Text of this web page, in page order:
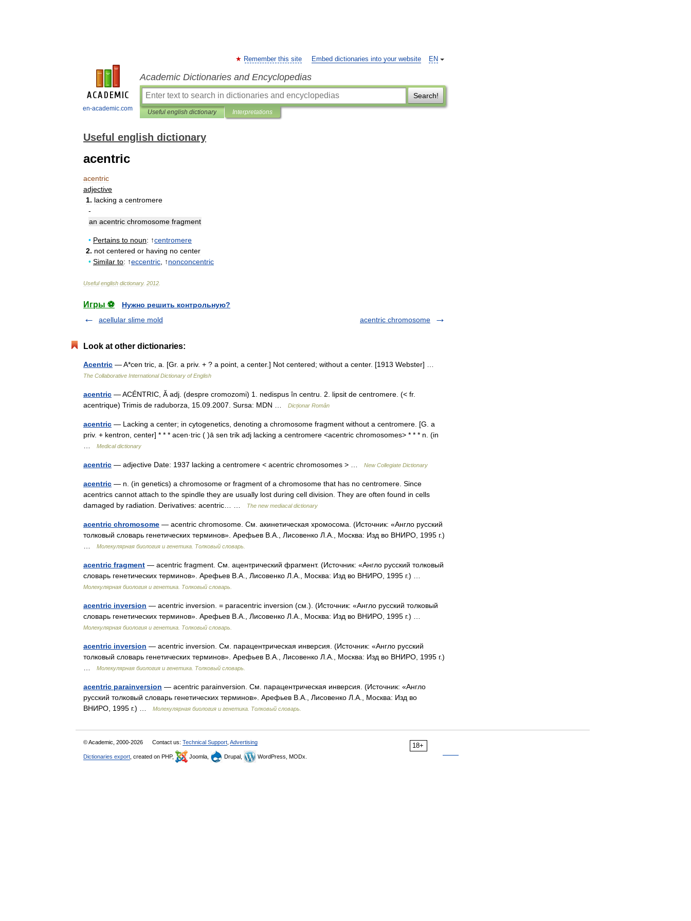
en-academic.com
EN
Remember this site Embed dictionaries into your website
Academic Dictionaries and Encyclopedias
Search!
Useful english dictionary Interpretations
Useful english dictionary
acentric
acentric
adjective
1. lacking a centromere
-
an acentric chromosome fragment
• Pertains to noun: ↑centromere
2. not centered or having no center
• Similar to: ↑eccentric , ↑nonconcentric
Useful english dictionary. 2012
Игры ⚽
Нужно решить контрольную?
acellular slime mold
acentric chromosome
Look at other dictionaries:
Acentric — A*cen tric, a. [Gr. a priv. + ? a point, a center.] Not centered; without a center. [1913 Webster] …
The Collaborative International Dictionary of English
acentric — ACÉNTRIC, Ă adj. (despre cromozomi) 1. nedispus în centru. 2. lipsit de centromere. (< fr.
acentrique) Trimis de raduborza, 15.09.2007. Sursa: MDN …
Dicționar Român
acentric — Lacking a center; in cytogenetics, denoting a chromosome fragment without a centromere. [G. a
priv. + kentron, center] * * * acen·tric ( )ā sen trik adj lacking a centromere <acentric chromosomes> * * * n. (in
Medical dictionary
acentric — adjective Date: 1937 lacking a centromere < acentric chromosomes > … New Collegiate Dictionary
acentric — n. (in genetics) a chromosome or fragment of a chromosome that has no centromere. Since
acentrics cannot attach to the spindle they are usually lost during cell division. They are often found in cells
damaged by radiation. Derivatives: acentric… …
The new mediacal dictionary
acentric chromosome — acentric chromosome. См. акинетическая хромосома. (Источник: «Англо русский
толковый словарь генетических терминов». Арефьев В.А., Лисовенко Л.А., Москва: Изд во ВНИРО, 1995 г.)
Молекулярная биология и генетика. Толковый словарь.
acentric fragment — acentric fragment. См. ацентрический фрагмент. (Источник: «Англо русский толковый
словарь генетических терминов». Арефьев В.А., Лисовенко Л.А., Москва: Изд во ВНИРО, 1995 г.) …
Молекулярная биология и генетика. Толковый словарь.
acentric inversion — acentric inversion. = paracentric inversion (см.). (Источник: «Англо русский толковый
словарь генетических терминов». Арефьев В.А., Лисовенко Л.А., Москва: Изд во ВНИРО, 1995 г.) …
Молекулярная биология и генетика. Толковый словарь.
acentric inversion — acentric inversion. См. парацентрическая инверсия. (Источник: «Англо русский
толковый словарь генетических терминов». Арефьев В.А., Лисовенко Л.А., Москва: Изд во ВНИРО, 1995 г.)
Молекулярная биология и генетика. Толковый словарь.
acentric parainversion — acentric parainversion. См. парацентрическая инверсия. (Источник: «Англо
русский толковый словарь генетических терминов». Арефьев В.А., Лисовенко Л.А., Москва: Изд во
ВНИРО, 1995 г.) …
Молекулярная биология и генетика. Толковый словарь.
18+
© Academic, 2000-2026 Contact us: Technical Support Advertising
Dictionaries export , created on PHP, Joomla, Drupal, WordPress, MODx.